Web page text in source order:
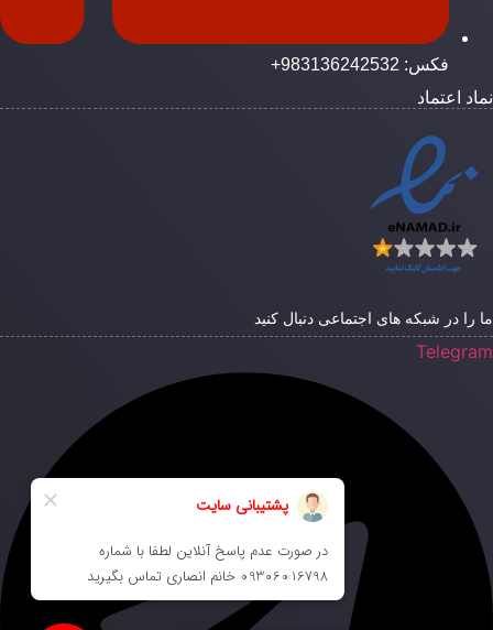
فکس: 983136242532+
اعتماد
را در شبکه های اجتماعی دنبال کنید